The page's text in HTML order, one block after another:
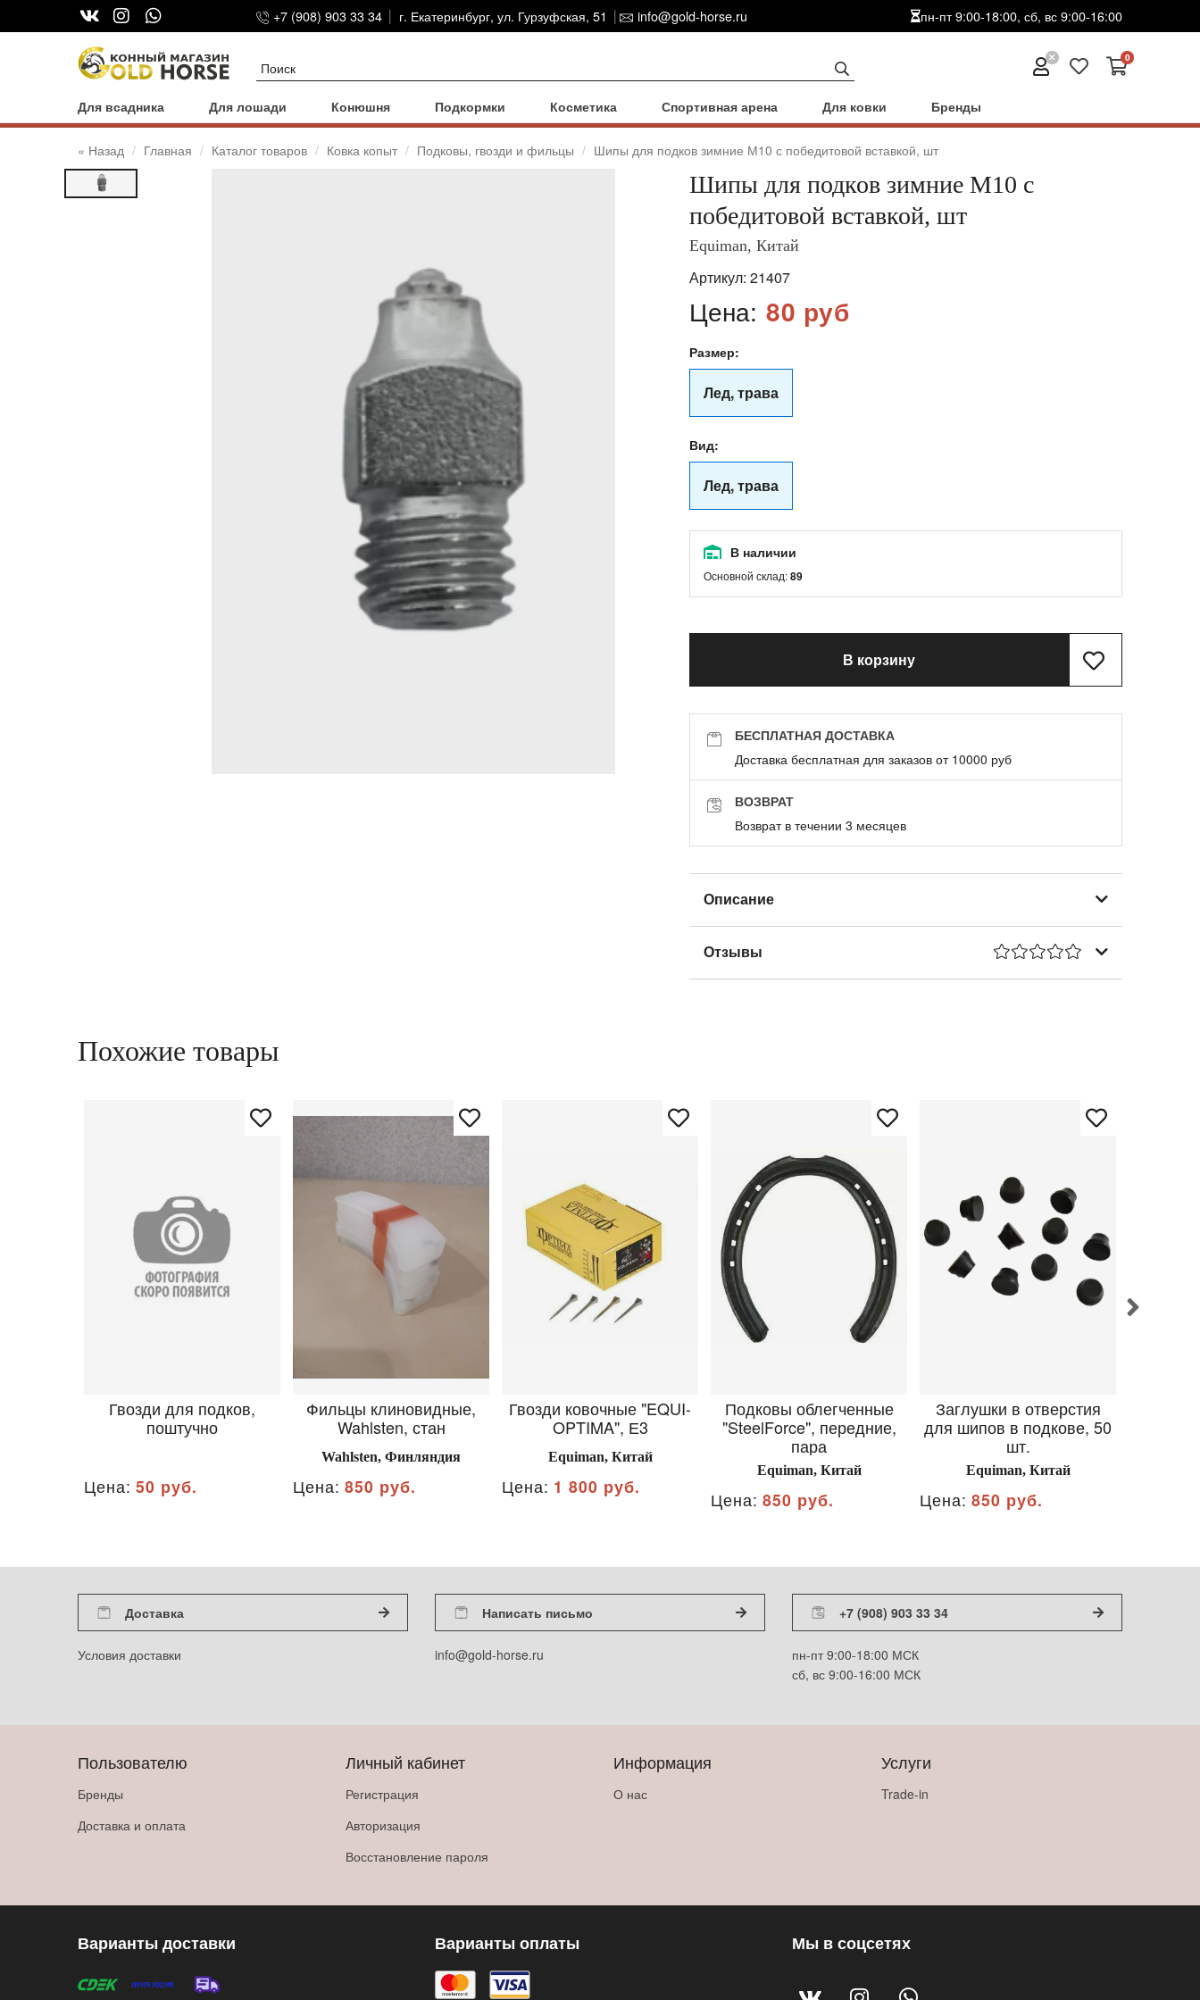
+7 (908) 903 33 34 г. Екатеринбург, ул. Гурзуфская, 51 info@gold-horse.ru пн-пт 9:00-18:00, сб, вс 9:00-16:00
0
Для всадника Для лошади Конюшня Подкормки Косметика Спортивная арена Для ковки Бренды
« Назад Главная Каталог товаров Ковка копыт Подковы, гвозди и фильцы Шипы для подков зимние М10 с победитовой вставкой, шт
Шипы для подков зимние М10 с
победитовой вставкой, шт
Equiman, Китай
Артикул: 21407
Цена: 80 руб
Размер:
Лед, трава
Вид:
Лед, трава
В наличии
Основной склад:89
В корзину
БЕСПЛАТНАЯ ДОСТАВКА
Доставка бесплатная для заказов от 10000 руб
ВОЗВРАТ
Возврат в течении 3 месяцев
Описание
Отзывы
Похожие товары
Гвозди для подков,
поштучно
Цена: 50 руб.
Фильцы клиновидные,
Wahlsten, стан
Wahlsten, Финляндия
Цена: 850 руб.
Гвозди ковочные "EQUI-
OPTIMA", Е3
Equiman, Китай
Цена: 1 800 руб.
Подковы облегченные
"SteelForce", передние,
пара
Equiman, Китай
Цена: 850 руб.
Заглушки в отверстия
для шипов в подкове, 50
шт.
Equiman, Китай
Цена: 850 руб.
Доставка
Условия доставки
Написать письмо
info@gold-horse.ru
+7 (908) 903 33 34
пн-пт 9:00-18:00 МСК
сб, вс 9:00-16:00 МСК
Пользователю
Бренды
Доставка и оплата
Личный кабинет
Регистрация
Авторизация
Восстановление пароля
Информация
О нас
Услуги
Trade-in
Варианты доставки Варианты оплаты Мы в соцсетях